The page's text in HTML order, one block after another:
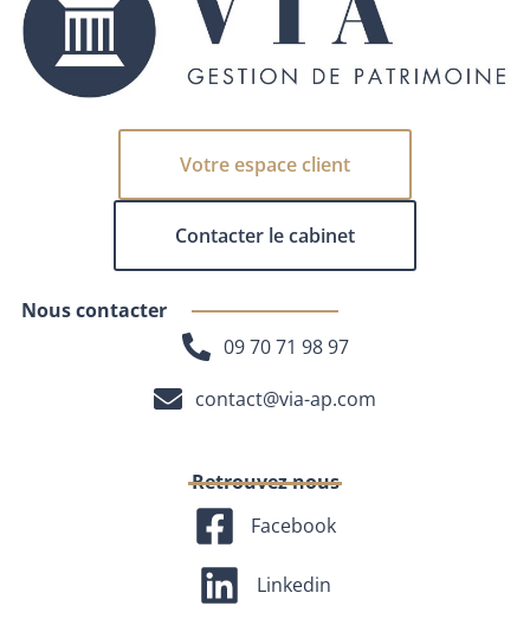
Votre espace client
Contacter le cabinet
Nous contacter
09 70 71 98 97
contact@via-ap.com
Retrouvez nous
Facebook
Linkedin